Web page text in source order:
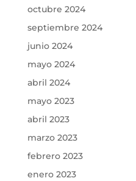
octubre 2024
septiembre 2024
junio 2024
mayo 2024
abril 2024
mayo 2023
abril 2023
marzo 2023
febrero 2023
enero 2023